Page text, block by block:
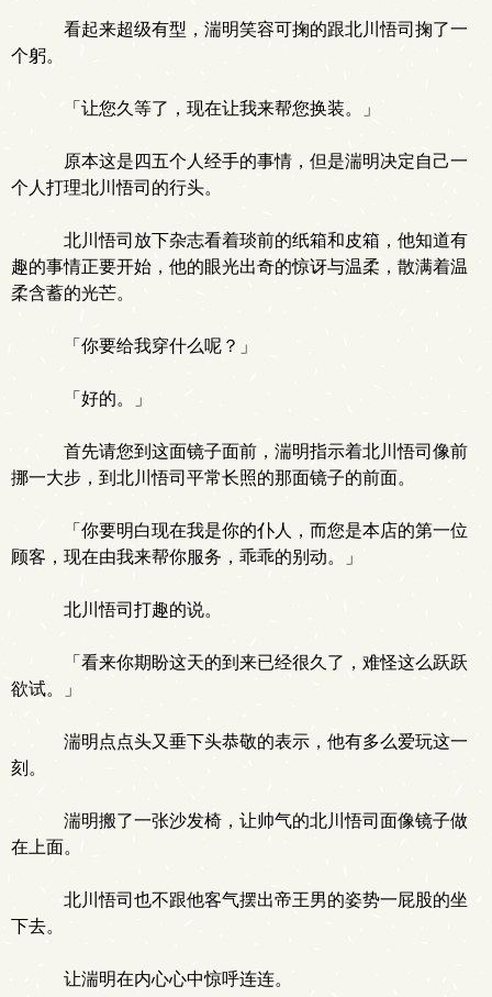
看起来超级有型，湍明笑容可掬的跟北川悟司掬了一
个躬。
「让您久等了，现在让我来帮您换装。」
原本这是四五个人经手的事情，但是湍明决定自己一
个人打理北川悟司的行头。
北川悟司放下杂志看着琰前的纸箱和皮箱，他知道有
趣的事情正要开始，他的眼光出奇的惊讶与温柔，散满着温
柔含蓄的光芒。
「你要给我穿什么呢？」
「好的。」
首先请您到这面镜子面前，湍明指示着北川悟司像前
挪一大步，到北川悟司平常长照的那面镜子的前面。
「你要明白现在我是你的仆人，而您是本店的第一位
顾客，现在由我来帮你服务，乖乖的别动。」
北川悟司打趣的说。
「看来你期盼这天的到来已经很久了，难怪这么跃跃
欲试。」
湍明点点头又垂下头恭敬的表示，他有多么爱玩这一
刻。
湍明搬了一张沙发椅，让帅气的北川悟司面像镜子做
在上面。
北川悟司也不跟他客气摆出帝王男的姿势一屁股的坐
下去。
让湍明在内心心中惊呼连连。